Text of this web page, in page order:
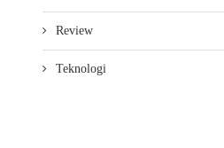
Review
Teknologi